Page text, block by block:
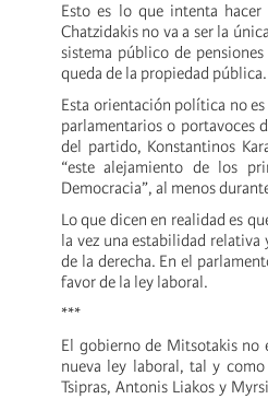
Esto es lo que intenta
Chatzidakis no va a ser la
sistema público de
queda de la propiedad pública.
Esta orientación política no
parlamentarios o portavoces
del partido, Konstantinos
“este alejamiento de los
Democracia”, al menos
Lo que dicen en realidad es
la vez una estabilidad relativa
de la derecha. En el
favor de la ley laboral.
***
El gobierno de Mitsotakis no
nueva ley laboral, tal y
Tsipras, Antonis Liakos y